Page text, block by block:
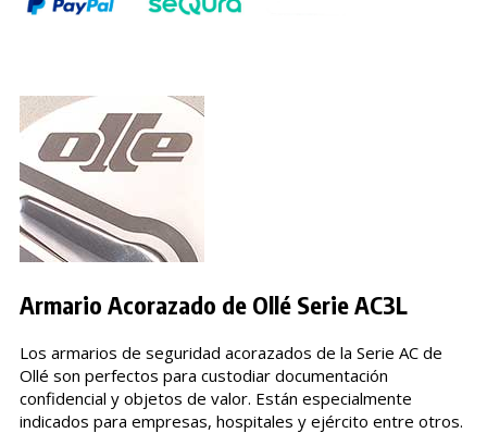
Armario Acorazado de Ollé Serie AC3L
Los armarios de seguridad acorazados de la Serie AC de
Ollé son perfectos para custodiar documentación
confidencial y objetos de valor. Están especialmente
indicados para empresas, hospitales y ejército entre otros.